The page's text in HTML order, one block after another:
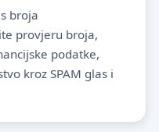
broja
provjeru broja,
podatke,
kroz SPAM glas i